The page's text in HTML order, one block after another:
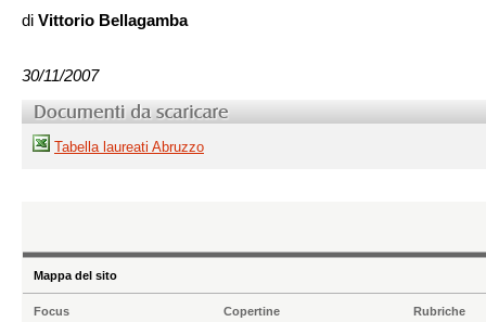
di Vittorio Bellagamba
30/11/2007
Tabella laureati Abruzzo
Mappa del sito
Focus
Copertine
Rubriche